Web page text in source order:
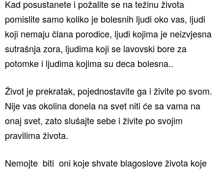
Kad posustanete i požalite se na težinu života
pomislite samo koliko je bolesnih ljudi oko vas, ljudi
koji nemaju člana porodice, ljudi kojima je neizvjesna
sutrašnja zora, ljudima koji se lavovski bore za
potomke i ljudima kojima su deca bolesna..
Život je prekratak, pojednostavite ga i živite po svom.
Nije vas okolina donela na svet niti će sa vama na
onaj svet, zato slušajte sebe i živite po svojim
pravilima života.
Nemojte biti oni koje shvate blagoslove života koje